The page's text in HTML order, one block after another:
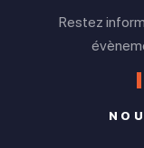
Restez